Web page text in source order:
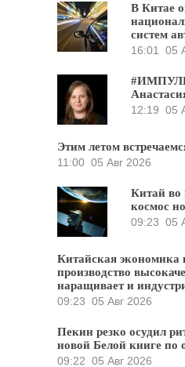
В Китае
систем
16:01
05
12:19 05
Этим летом
11:00 05 Авг 2026
Китай во
космос
09:23 05
Китайская экономика
производство
наращивает и
09:23 05 Авг 2026
Пекин резко осудил
новой Белой книге по
09:22 05 Авг 2026